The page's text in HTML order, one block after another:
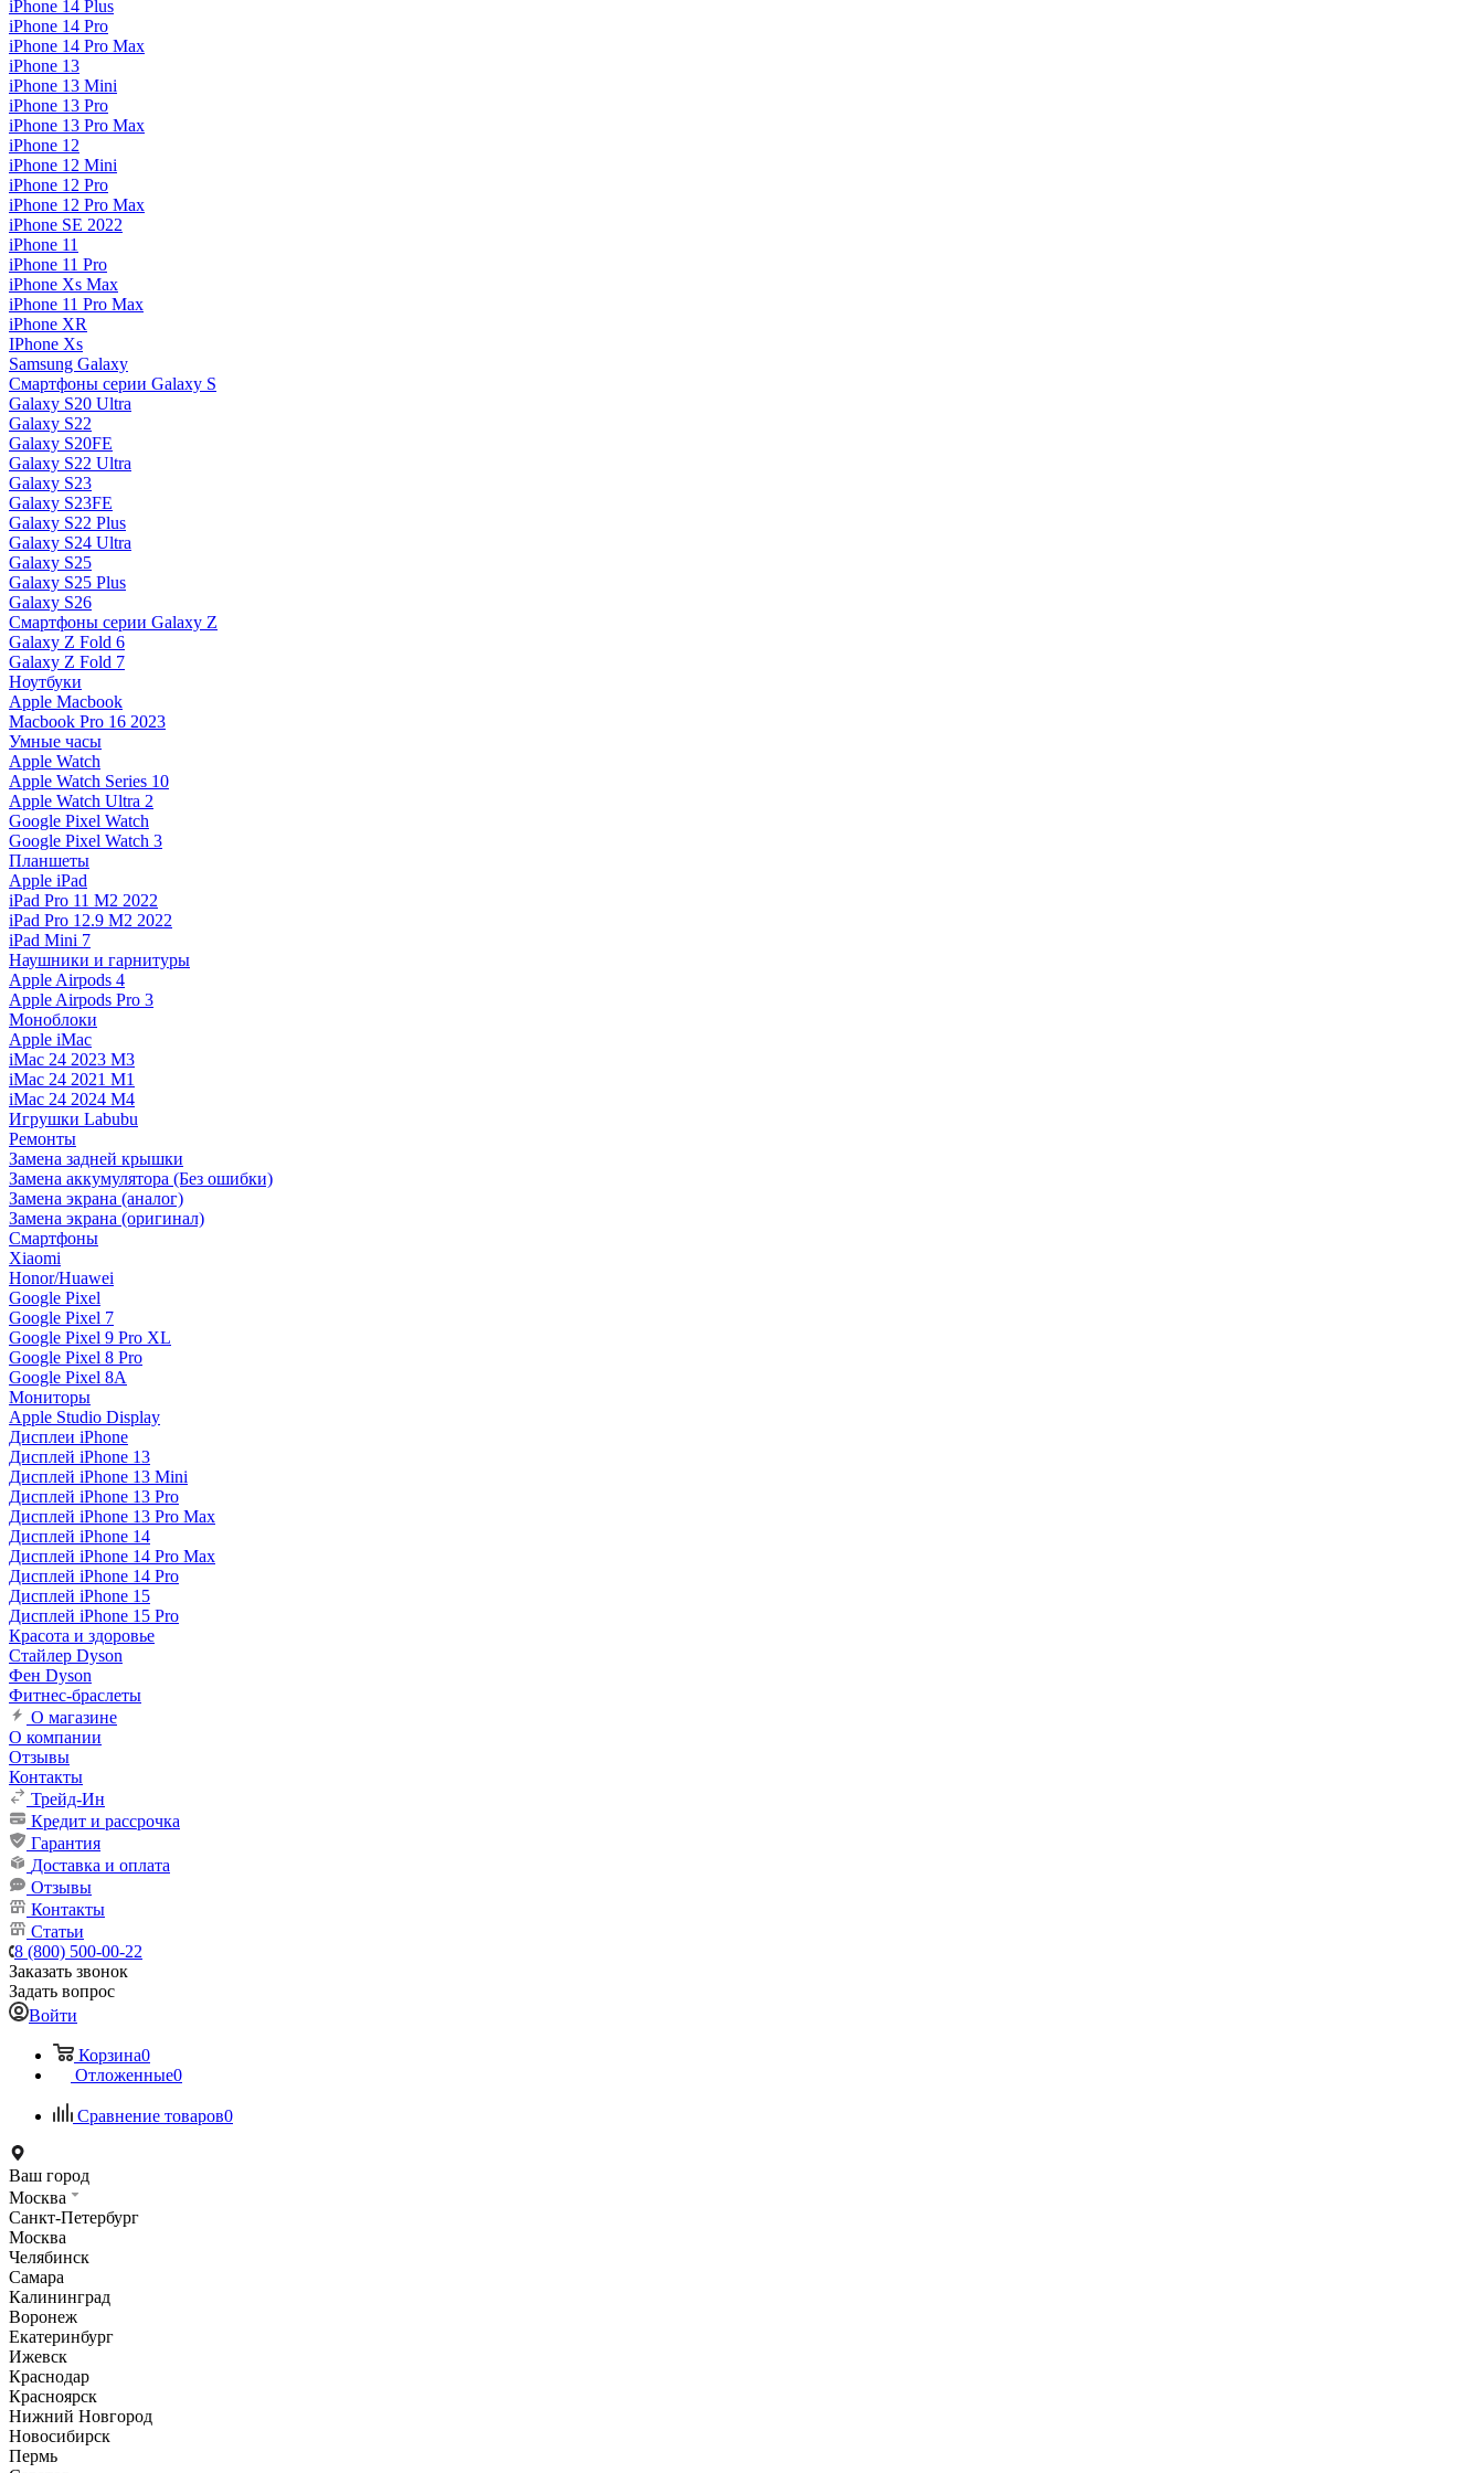
iPhone 14 Plus
iPhone 14 Pro
iPhone 14 Pro Max
iPhone 13
iPhone 13 Mini
iPhone 13 Pro
iPhone 13 Pro Max
iPhone 12
iPhone 12 Mini
iPhone 12 Pro
iPhone 12 Pro Max
iPhone SE 2022
iPhone 11
iPhone 11 Pro
iPhone Xs Max
iPhone 11 Pro Max
iPhone XR
IPhone Xs
Samsung Galaxy
Смартфоны серии Galaxy S
Galaxy S20 Ultra
Galaxy S22
Galaxy S20FE
Galaxy S22 Ultra
Galaxy S23
Galaxy S23FE
Galaxy S22 Plus
Galaxy S24 Ultra
Galaxy S25
Galaxy S25 Plus
Galaxy S26
Смартфоны серии Galaxy Z
Galaxy Z Fold 6
Galaxy Z Fold 7
Ноутбуки
Apple Macbook
Macbook Pro 16 2023
Умные часы
Apple Watch
Apple Watch Series 10
Apple Watch Ultra 2
Google Pixel Watch
Google Pixel Watch 3
Планшеты
Apple iPad
iPad Pro 11 M2 2022
iPad Pro 12.9 M2 2022
iPad Mini 7
Наушники и гарнитуры
Apple Airpods 4
Apple Airpods Pro 3
Моноблоки
Apple iMac
iMac 24 2023 M3
iMac 24 2021 M1
iMac 24 2024 M4
Игрушки Labubu
Ремонты
Замена задней крышки
Замена аккумулятора (Без ошибки)
Замена экрана (аналог)
Замена экрана (оригинал)
Смартфоны
Xiaomi
Honor/Huawei
Google Pixel
Google Pixel 7
Google Pixel 9 Pro XL
Google Pixel 8 Pro
Google Pixel 8A
Мониторы
Apple Studio Display
Дисплеи iPhone
Дисплей iPhone 13
Дисплей iPhone 13 Mini
Дисплей iPhone 13 Pro
Дисплей iPhone 13 Pro Max
Дисплей iPhone 14
Дисплей iPhone 14 Pro Max
Дисплей iPhone 14 Pro
Дисплей iPhone 15
Дисплей iPhone 15 Pro
Красота и здоровье
Стайлер Dyson
Фен Dyson
Фитнес-браслеты
О магазине
О компании
Отзывы
Контакты
Трейд-Ин
Кредит и рассрочка
Гарантия
Доставка и оплата
Отзывы
Контакты
Статьи
8 (800) 500-00-22
Заказать звонок
Задать вопрос
Войти
Корзина0
Отложенные0
Сравнение товаров0
Ваш город
Москва
Санкт-Петербург
Москва
Челябинск
Самара
Калининград
Воронеж
Екатеринбург
Ижевск
Краснодар
Красноярск
Нижний Новгород
Новосибирск
Пермь